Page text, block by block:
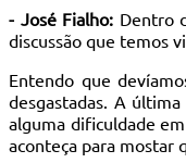
- José Fialho: Dentro
discussão que temos
Entendo que
desgastadas. A
alguma dificuldade
aconteça para mostar